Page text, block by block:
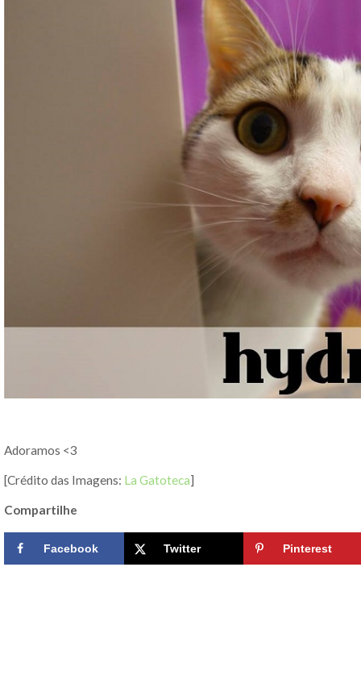
Adoramos <3
[Crédito das Imagens: La Gatoteca]
Compartilhe
Facebook Twitter Pinterest